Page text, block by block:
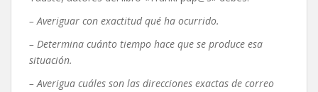
– Averiguar con exactitud qué ha ocurrido.
– Determina cuánto tiempo hace que se produce esa
situación.
– Averigua cuáles son las direcciones exactas de correo